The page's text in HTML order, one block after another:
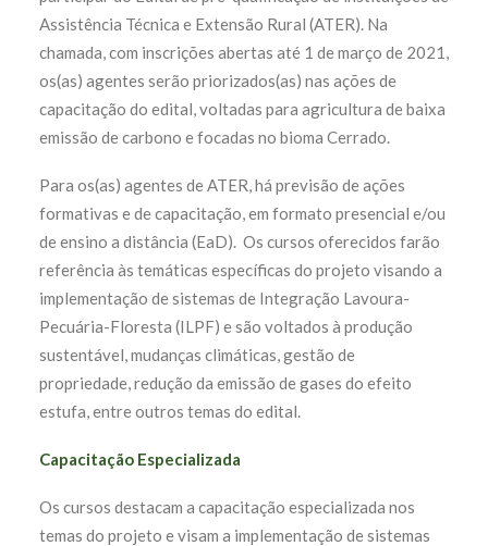
Assistência Técnica e Extensão Rural (ATER). Na
chamada, com inscrições abertas até 1 de março de 2021,
os(as) agentes serão priorizados(as) nas ações de
capacitação do edital, voltadas para agricultura de baixa
emissão de carbono e focadas no bioma Cerrado.
Para os(as) agentes de ATER, há previsão de ações
formativas e de capacitação, em formato presencial e/ou
de ensino a distância (EaD). Os cursos oferecidos farão
referência às temáticas específicas do projeto visando a
implementação de sistemas de Integração Lavoura-
Pecuária-Floresta (ILPF) e são voltados à produção
sustentável, mudanças climáticas, gestão de
propriedade, redução da emissão de gases do efeito
estufa, entre outros temas do edital.
Capacitação Especializada
Os cursos destacam a capacitação especializada nos
temas do projeto e visam a implementação de sistemas